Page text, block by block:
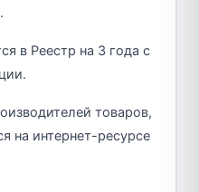
в Реестр на 3 года с
товаров,
на интернет-ресурсе